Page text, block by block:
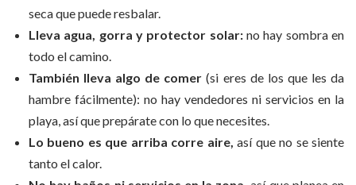
seca que puede resbalar.
Lleva agua, gorra y protector solar:no hay sombra en
todo el camino.
También lleva algo de comer (si eres de los que les da
hambre fácilmente): no hay vendedores ni servicios en la
playa, así que prepárate con lo que necesites.
Lo bueno es que arriba corre aire, así que no se siente
tanto el calor.